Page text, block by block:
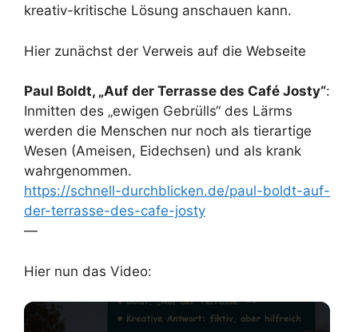
kreativ-kritische Lösung anschauen kann.
Hier zunächst der Verweis auf die Webseite
Paul Boldt, „Auf der Terrasse des Café Josty“:
Inmitten des „ewigen Gebrülls“ des Lärms
werden die Menschen nur noch als tierartige
Wesen (Ameisen, Eidechsen) und als krank
wahrgenommen.
https://schnell-durchblicken.de/paul-boldt-auf-
der-terrasse-des-cafe-josty
—
Hier nun das Video: